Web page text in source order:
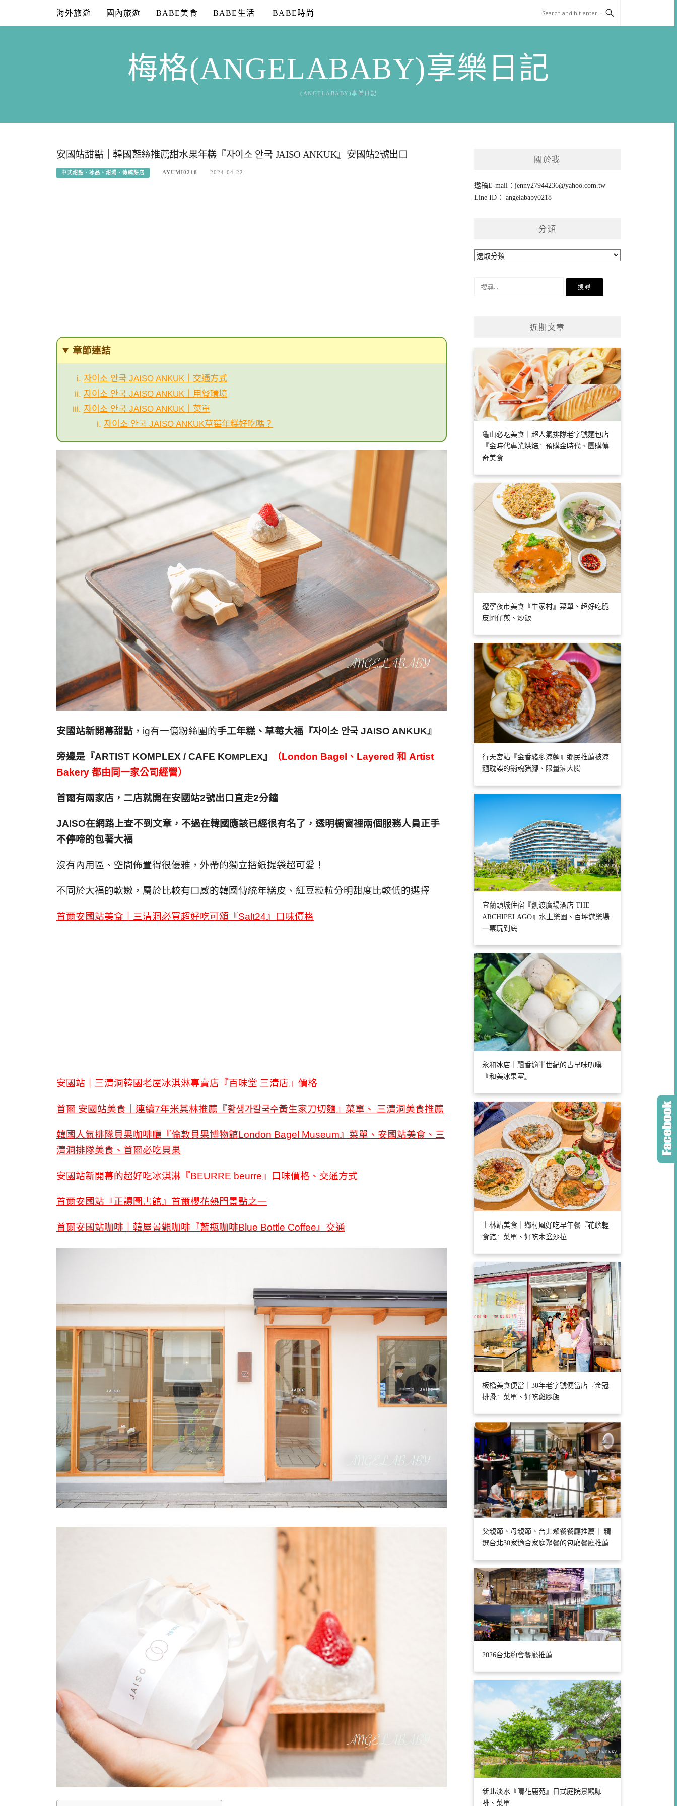
content
海外旅遊 國內旅遊 BABE美食 BABE生活 BABE時尚
梅格(ANGELABABY)享樂日記
(ANGELABABY)享樂日記
安國站甜點｜韓國藍絲推薦甜水果年糕『자이소 안국 JAISO ANKUK』安國站2號出口
中式甜點、冰品、甜湯、傳統餅店 AYUMI0218 2024-04-22
章節連結
자이소 안국 JAISO ANKUK｜交通方式
자이소 안국 JAISO ANKUK｜用餐環境
자이소 안국 JAISO ANKUK｜菜單
자이소 안국 JAISO ANKUK草莓年糕好吃嗎？
安國站新開幕甜點 ，ig有一億粉絲團的手工年糕、草莓大福 『자이소 안국 JAISO ANKUK』
旁邊是『ARTIST KOMPLEX / CAFE KOMPLEX』
（London Bagel、Layered 和 Artist
Bakery 都由同一家公司經營）
首爾有兩家店，二店就開在安國站2號出口直走2分鐘
JAISO在網路上查不到文章，不過在韓國應該已經很有名了，透明櫥窗裡兩個服務人員正手
不停啼的包著大福
沒有內用區、空間佈置得很優雅，外帶的獨立摺紙提袋超可愛！
不同於大福的軟嫩，屬於比較有口感的韓國傳統年糕皮、紅豆粒粒分明甜度比較低的選擇
首爾安國站美食｜三清洞必買超好吃可頌『Salt24』口味價格
安國站｜三清洞韓國老屋冰淇淋專賣店『百味堂 三清店』價格
首爾 安國站美食｜連續7年米其林推薦『황생가칼국수黃生家刀切麵』菜單、 三清洞美食推薦
韓國人氣排隊貝果咖啡廳『倫敦貝果博物館London Bagel Museum』菜單、安國站美食、三
清洞排隊美食、首爾必吃貝果
安國站新開幕的超好吃冰淇淋『BEURRE beurre』口味價格、交通方式
首爾安國站『正讀圖書館』首爾櫻花熱門景點之一
首爾安國站咖啡｜韓屋景觀咖啡『藍瓶咖啡Blue Bottle Coffee』交通
關於我
邀稿E-mail：jenny27944236@yahoo.com.tw
Line ID： angelababy0218
分類
分
近期文章
龜山必吃美食｜超人氣排隊老字號麵包店
『金時代專業烘焙』預購金時代、團購傳
奇美食
遼寧夜市美食『牛家村』菜單、超好吃脆
皮蚵仔煎、炒飯
行天宮站『金香豬腳涼麵』鄉民推薦被涼
麵耽誤的銷魂豬腳、限量滷大腸
宜蘭頭城住宿『凱渡廣場酒店 THE
ARCHIPELAGO』水上樂園、百坪遊樂場
一票玩到底
永和冰店｜飄香逾半世紀的古早味叭噗
『和美冰果室』
士林站美食｜鄉村風好吃早午餐『花嶼輕
食館』菜單、好吃木盆沙拉
板橋美食便當｜30年老字號便當店『金冠
排骨』菜單、好吃雞腿飯
父親節、母親節、台北聚餐餐廳推薦｜ 精
選台北30家適合家庭聚餐的包廂餐廳推薦
2026台北約會餐廳推薦
新北淡水『晴花鹿苑』日式庭院景觀咖
啡、菜單